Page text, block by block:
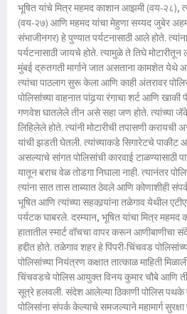
भूषित यांचे मित्र महमद काशान आझमी (वय-२८),
(वय-२७) आणि महमद यांचा मेहुणा सय्यद जुबेर
संभाजीनगर) हे पुण्यात पर्यटनासाठी आले होते.
पर्यटनासाठी जायचे होते. त्यामुळे ते तिघे
मुंबई द्रुतगती मार्गाने जात असताना कामशेत येथे
त्यांचा पाठलाग सुरू केला आणि काही अंतरावर
पोलिसांच्या वाहनात पांढर्‍या रंगाचा शर्ट आणि
गणवेश घातलेले तीन असे सहा जण होते. त्यांच्या
लिहिलेले होते. त्यांनी मोटारीची तपासणी
यांची झडती घेतली. त्यांच्याकडे सिगारेटचे
असल्याचे सांगत पोलिसांची कारवाई टाळण्यासाठी
यातून बराच वेळ तोडगा निघाला नाही. त्यानंतर
त्यांना सात तास ताब्यात ठेवले आणि कोणाशीही
भूषित आणि त्यांच्या सहकार्‍यांना तळेगाव येथील
पर्यटक घाबरले. दरम्यान, भूषित यांचा मित्र
हातातील स्मार्ट वॉचचा वापर करून आणीबाणीचा
हद्दीत होते. तळेगाव शहर हे पिंपरी-चिंचवड
पोलिसांच्या नियंत्रण कक्षात तात्काळ माहिती
चिंचवडचे पोलिस आयुक्त विनय कुमार चौबे आणि
सूत्रे हलवली. संदेश आलेल्या ठिकाणी पोलिस पथके
पोलिसांना संपर्क केल्याचे समजल्याने महामार्ग